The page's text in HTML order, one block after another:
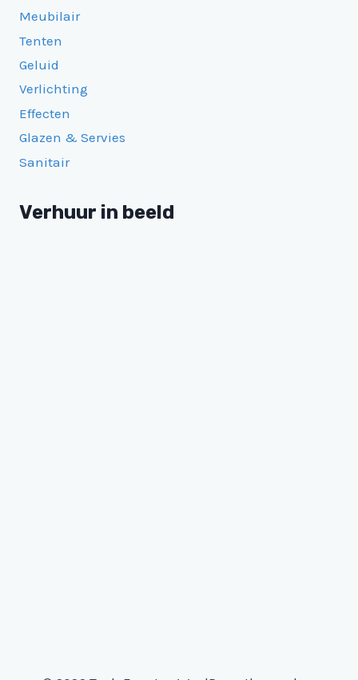
Meubilair
Tenten
Geluid
Verlichting
Effecten
Glazen & Servies
Sanitair
Verhuur in beeld